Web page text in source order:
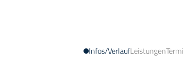
Infos/VerlaufLeistungen